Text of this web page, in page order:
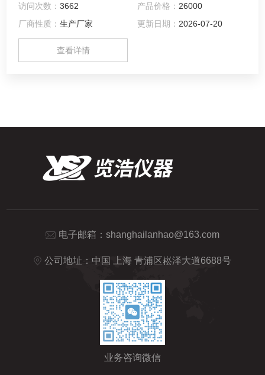
访问次数：3662 产品价格： 26000
厂商性质：生产厂家 更新日期： 2026-07-20
查看详情
电子邮箱： shanghailanhao@163.com
公司地址：中国 上海 青浦区崧泽大道6688号
业务咨询微信